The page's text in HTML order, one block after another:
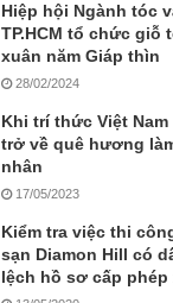
Hiệp hội Ngành tóc
TP.HCM tổ chức giỗ
xuân năm Giáp thìn
28/02/2024
Khi trí thức Việt Nam
trở về quê hương
nhân
17/05/2023
Kiểm tra việc thi
sạn Diamon Hill có
lệch hồ sơ cấp